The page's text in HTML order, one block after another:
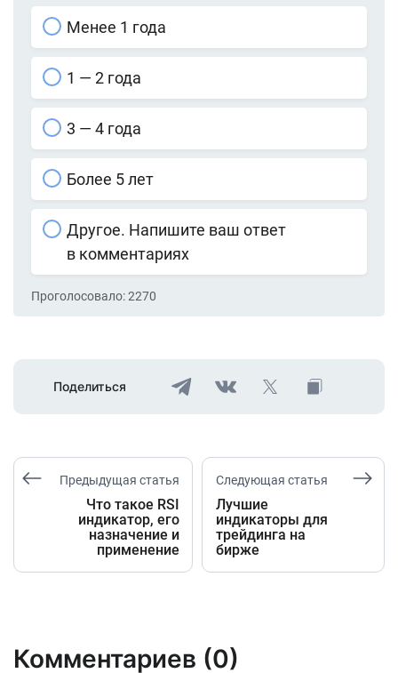
Менее 1 года
1 — 2 года
3 — 4 года
Более 5 лет
Другое. Напишите ваш ответ
в комментариях
Проголосовало:2270
Поделиться
Предыдущая статья
Что такое RSI
индикатор, его
назначение и
применение
Следующая статья
Лучшие
индикаторы для
трейдинга на
бирже
Комментариев (0)